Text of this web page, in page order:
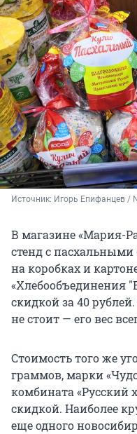
Источник: Игорь Епифанцев /
В магазине «Мария-
стенд с
на коробках и
«Хлебообъединения
скидкой за 40
не стоит — его вес
Стоимость того же
граммов, марки
комбината «Русский
скидкой. Наиболее
еще одного